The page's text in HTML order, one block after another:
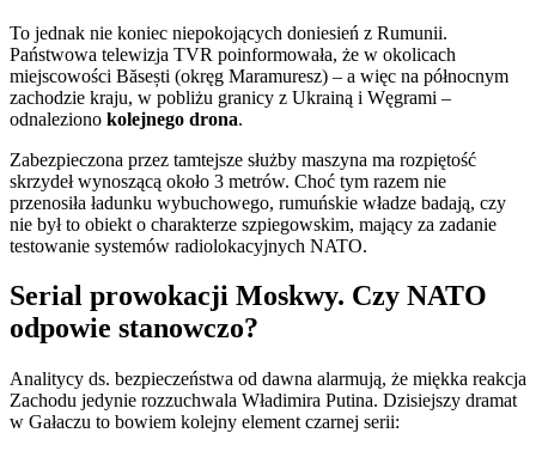
To jednak nie koniec niepokojących doniesień z Rumunii.
Państwowa telewizja TVR poinformowała, że w okolicach
miejscowości Băsești (okręg Maramuresz) – a więc na północnym
zachodzie kraju, w pobliżu granicy z Ukrainą i Węgrami –
odnaleziono kolejnego drona.
Zabezpieczona przez tamtejsze służby maszyna ma rozpiętość
skrzydeł wynoszącą około 3 metrów. Choć tym razem nie
przenosiła ładunku wybuchowego, rumuńskie władze badają, czy
nie był to obiekt o charakterze szpiegowskim, mający za zadanie
testowanie systemów radiolokacyjnych NATO.
Serial prowokacji Moskwy. Czy NATO
odpowie stanowczo?
Analitycy ds. bezpieczeństwa od dawna alarmują, że miękka reakcja
Zachodu jedynie rozzuchwala Władimira Putina. Dzisiejszy dramat
w Gałaczu to bowiem kolejny element czarnej serii: